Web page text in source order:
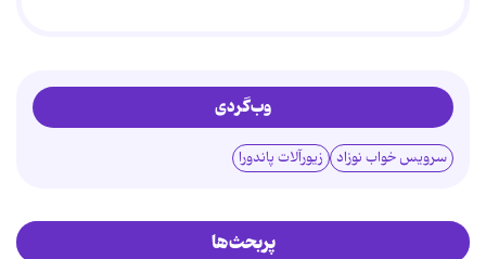
وب‌گردی
سرویس خواب نوزاد زیورآلات پاندورا
پربحث‌ها